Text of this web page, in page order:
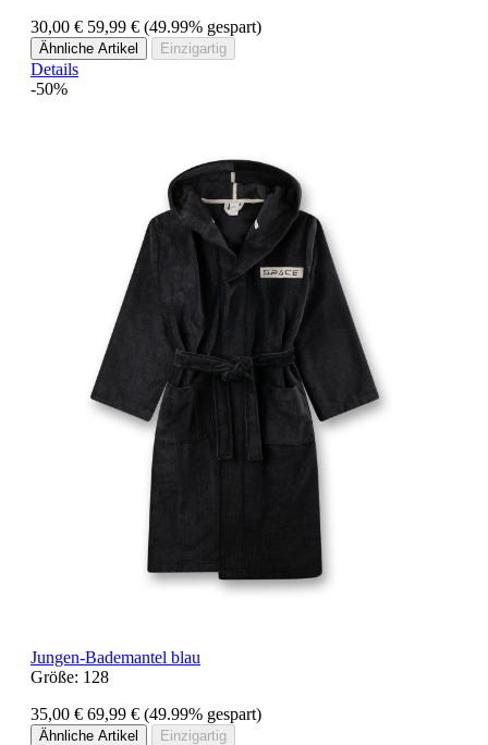
30,00 € 59,99 € (49.99% gespart)
Ähnliche Artikel Einzigartig
Details
-50%
Jungen-Bademantel blau
Größe: 128
35,00 € 69,99 € (49.99% gespart)
Ähnliche Artikel Einzigartig